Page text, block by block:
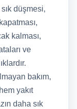
sık düşmesi,
kalması,
ve
bakım,
yakıt
daha sık